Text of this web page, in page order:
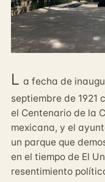
L a fecha de
septiembre de 1921
el Centenario de la
mexicana, y el
un parque que
en el tiempo de El
resentimiento